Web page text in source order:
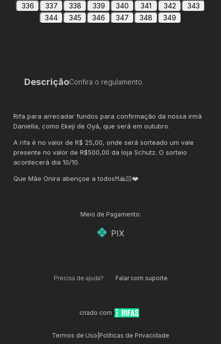
336
337 338 339 340 341 342
343
344
345 346 347 348 349
DescriçãoConfira o regulamento.
Rifa para arrecadar fundos para confirmação da nossa irmã
Daniella, como Ekeji de Oyá, que será em outubro.
A rifa é no valor de R$ 25,00, onde será sorteado um vale
presente no valor de R$500,00 da loja Schutz. O sorteio
acontecerá dia 10/10.
Que Mãe Onira abençoe a todos!!!🙏🏻❤️
Meio de Pagamento:
PIX
Precisa de ajuda? Falar com suporte
criado com
Termos de Uso Políticas de Privacidade